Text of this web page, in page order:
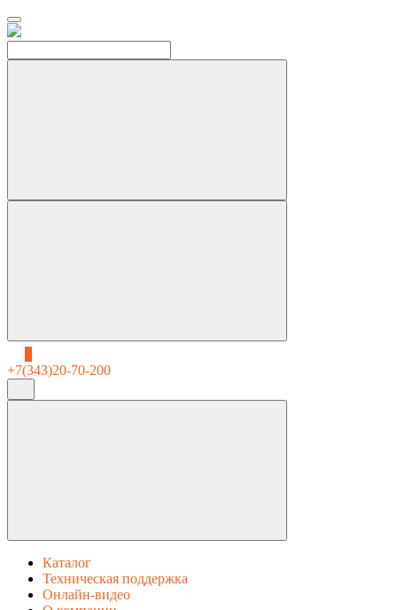
+7(343)20-70-200
Каталог
Техническая поддержка
Онлайн-видео